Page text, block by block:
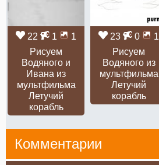
22 1
1
Рисуем
Водяного и
Ивана из
мультфильма
Летучий
корабль
23 0
1
Рисуем
Водяного из
мультфильма
Летучий
корабль
Комментарии